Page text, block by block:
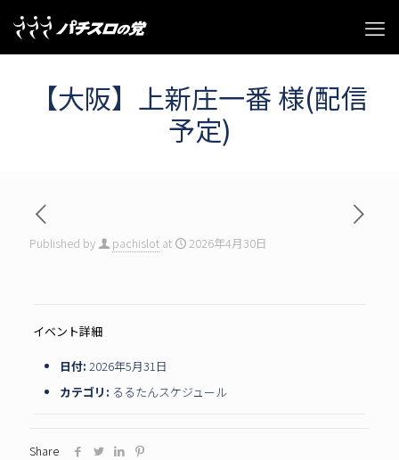
【大阪】上新庄一番 様(配信
予定)
Published by pachislot at 2026年4月30日
イベント詳細
日付: 2026年5月31日
カテゴリ: るるたんスケジュール
Share